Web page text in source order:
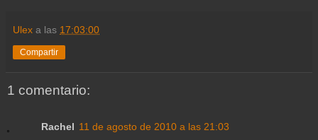
Ulex a las 17:03:00
Compartir
1 comentario:
Rachel 11 de agosto de 2010 a las 21:03